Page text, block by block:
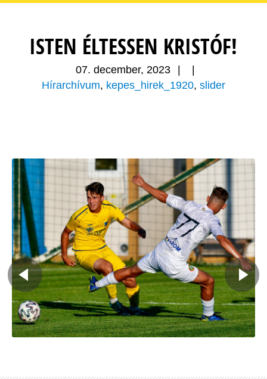
ISTEN ÉLTESSEN KRISTÓF!
07. december, 2023
Hírarchívum, kepes_hirek_1920, slider